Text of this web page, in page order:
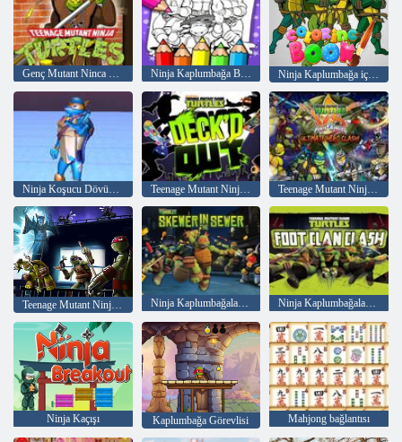
Genç Mutant Ninca Kablumbağalar Ninja Kaplumbağa Boyama Kitabı Ninja Kaplumbağa için Boyama Kitabı
Ninja Koşucu Dövüşçüsü Teenage Mutant Ninja Kaplumbağalar Güvertede Dışarı Çıktı Teenage Mutant Ninja Turtles vs Power Rangers: Ultimate Hero Clash
Ninja Kaplumbağalar: Kanalizasyondaki Şiş Ninja Kaplumbağalar Ayak Klanı Çatışması
Ninja Kaçışı Kaplumbağa Görevlisi Mahjong bağlantısı